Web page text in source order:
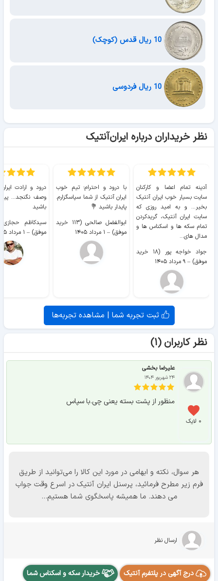
نظر خریداران درباره ایران‌آنتیک
آدینه تمام اعضا و کارکنان
سایت بسیار خوب ايران آنتیک
بخیر... و به امید روزی که
سایت ايران آنتیک، گریدکردن
تمام سکه ها و اسکناس ها و
مدال های...
جواد خواجه پور (۱۸ خرید
موفق) – ۹ مرداد ۱۴۰۵
با درود و احترام؛ تیم خوب
ایران آنتیک از شما سپاسگزارم.
پایدار باشید 💐
ابوالفضل صالحی (۱۱۳ خرید
موفق) – ۱ مرداد ۱۴۰۵
درود و ارادت
وصف نگنجد...
باشید
موفق) – ۱ مرداد ۱۴۰۵
ثبت تجربه شما | مشاهده تجربه‌ها
نظر کاربران (۱)
۰ لایک
علیرضا بخشی
۲۴ شهریور ۱۴۰۴
منظور از پشت بسته یعنی چی.با سپاس
هر سوال، نکته و ابهامی در مورد این کالا را می‌توانید از طریق
فرم زیر مطرح فرمائید، پرسنل ایران آنتیک در اسرع وقت جواب
می دهند. ما همیشه پاسخگوی شما هستیم...
ارسال نظر
درج آگهی در پلتفرم آنتیک خریدار سکه و اسکناس شما